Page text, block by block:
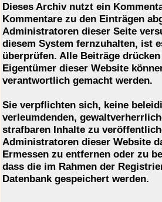
Dieses Archiv nutzt ein
Kommentare zu den Einträgen
Administratoren dieser Seite
diesem System fernzuhalten, ist
überprüfen. Alle Beiträge
Eigentümer dieser Website
verantwortlich gemacht werden.
Sie verpflichten sich, keine
verleumdenden,
strafbaren Inhalte zu
Administratoren dieser Website
Ermessen zu entfernen oder zu
dass die im Rahmen der
Datenbank gespeichert werden.